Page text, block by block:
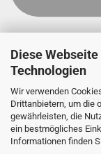
Diese
Technologien
Wir verwenden
Drittanbietern, um die
gewährleisten, die
ein bestmögliches
Informationen finden
Mehr über
Anschrift &
Zahlung